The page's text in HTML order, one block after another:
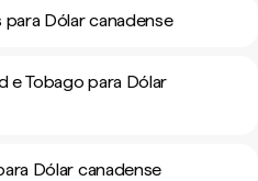
para Dólar canadense
e Tobago para Dólar
Dólar canadense